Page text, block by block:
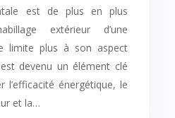
est de plus en plus
extérieur d’une
limite plus à son aspect
devenu un élément clé
l’efficacité énergétique, le
et la…